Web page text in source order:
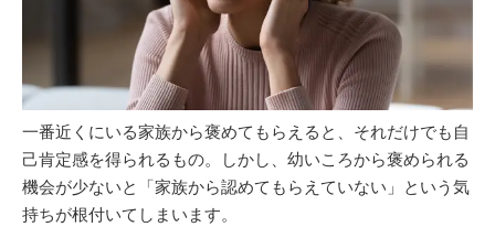
一番近くにいる家族から褒めてもらえると、それだけでも自
己肯定感を得られるもの。しかし、幼いころから褒められる
機会が少ないと「家族から認めてもらえていない」という気
持ちが根付いてしまいます。